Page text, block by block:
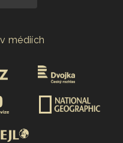
médiích